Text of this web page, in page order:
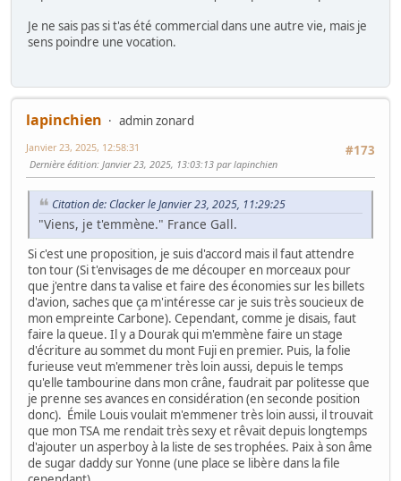
Je ne sais pas si t'as été commercial dans une autre vie, mais je
sens poindre une vocation.
lapinchien
admin zonard
#173
Janvier 23, 2025, 12:58:31
Dernière édition: Janvier 23, 2025, 13:03:13 par lapinchien
Citation de: Clacker le Janvier 23, 2025, 11:29:25
"Viens, je t'emmène." France Gall.
Si c'est une proposition, je suis d'accord mais il faut attendre
ton tour (Si t'envisages de me découper en morceaux pour
que j'entre dans ta valise et faire des économies sur les billets
d'avion, saches que ça m'intéresse car je suis très soucieux de
mon empreinte Carbone). Cependant, comme je disais, faut
faire la queue. Il y a Dourak qui m'emmène faire un stage
d'écriture au sommet du mont Fuji en premier. Puis, la folie
furieuse veut m'emmener très loin aussi, depuis le temps
qu'elle tambourine dans mon crâne, faudrait par politesse que
je prenne ses avances en considération (en seconde position
donc). Émile Louis voulait m'emmener très loin aussi, il trouvait
que mon TSA me rendait très sexy et rêvait depuis longtemps
d'ajouter un asperboy à la liste de ses trophées. Paix à son âme
de sugar daddy sur Yonne (une place se libère dans la file